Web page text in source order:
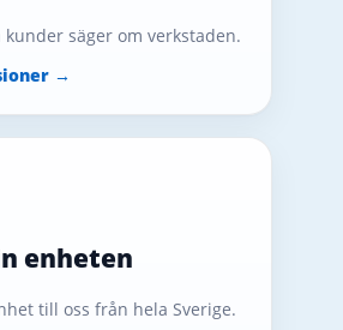
kunder säger om verkstaden.
→
enheten
till oss från hela Sverige.